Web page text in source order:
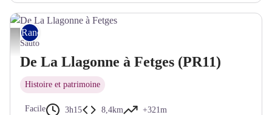
De La Llagonne à Fetges - © Julien Gilbert
Rando pédestre
Sauto
De La Llagonne à Fetges (PR11)
Histoire et patrimoine
Facile 3h15 8,4km +321m